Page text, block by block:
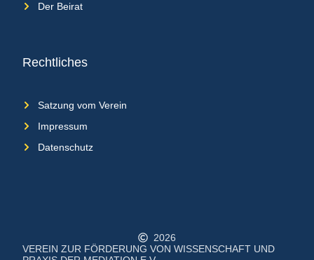
2026
VEREIN ZUR FÖRDERUNG VON WISSENSCHAFT UND
Rechtliches
Satzung vom Verein
Impressum
Datenschutz
Der Beirat